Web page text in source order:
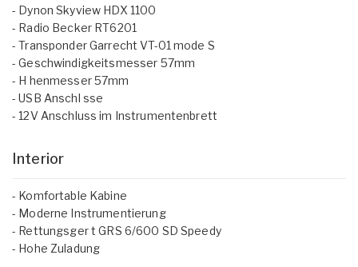
- Dynon Skyview HDX 1100
- Radio Becker RT6201
- Transponder Garrecht VT-01 mode S
- Geschwindigkeitsmesser 57mm
- H henmesser 57mm
- USB Anschl sse
- 12V Anschluss im Instrumentenbrett
Interior
- Komfortable Kabine
- Moderne Instrumentierung
- Rettungsger t GRS 6/600 SD Speedy
- Hohe Zuladung